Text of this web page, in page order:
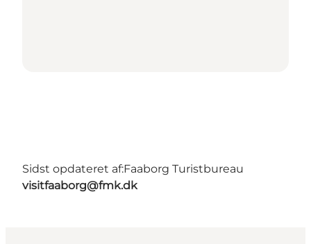
Sidst opdateret af:Faaborg Turistbureau
visitfaaborg@fmk.dk